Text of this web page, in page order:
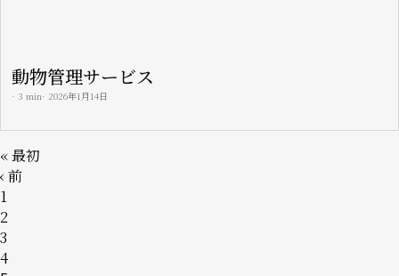
動物管理サービス
3 min 2026年1月14日
ペ
ー
ジ
送
り
先
頭
ペ
ー
ジ
« 最初
前
ペ
ー
ジ
‹ 前
ペ
ー
ジ
1
ペ
ー
ジ
2
ペ
ー
3
ペ
4